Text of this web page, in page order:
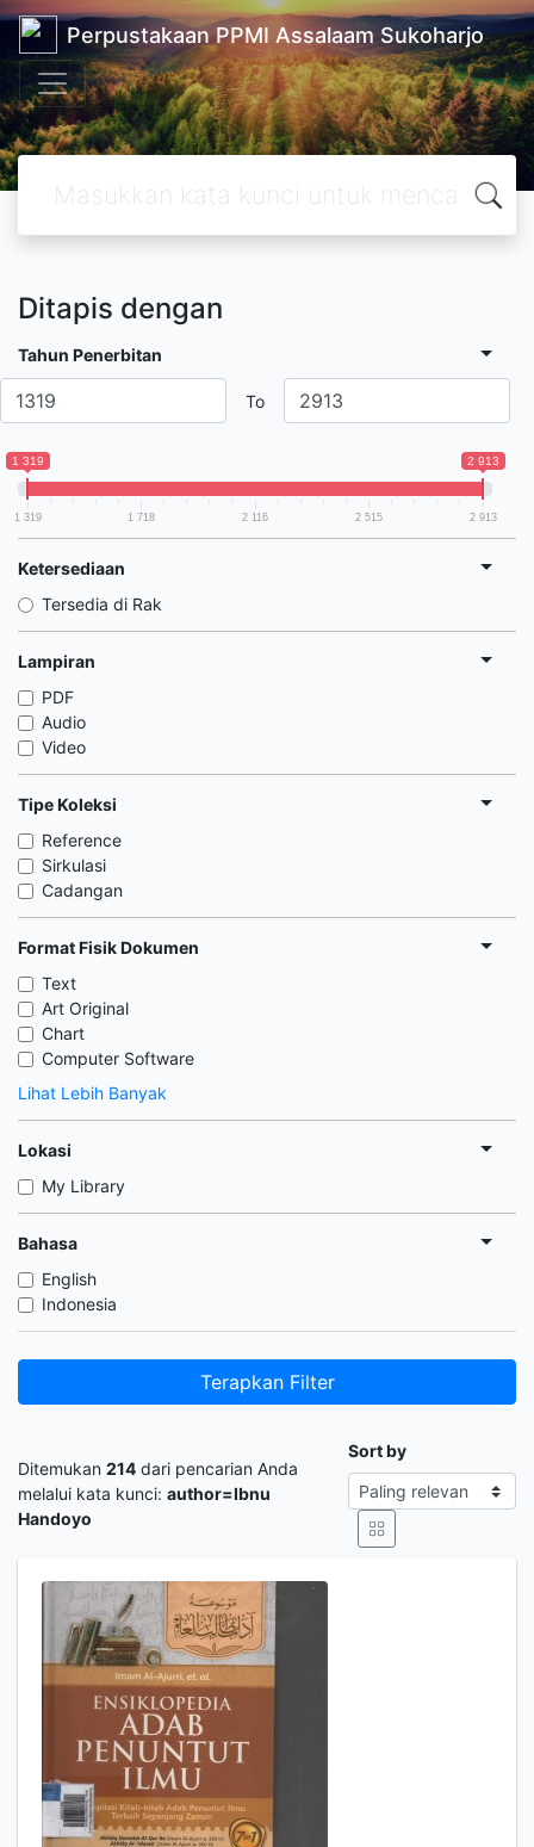
Perpustakaan PPMI Assalaam Sukoharjo
Ditapis dengan
Tahun Penerbitan
To
1 319 2 913
1 319 1 718 2 116 2 515 2 913
Ketersediaan
Tersedia di Rak
Lampiran
PDF
Audio
Video
Tipe Koleksi
Reference
Sirkulasi
Cadangan
Format Fisik Dokumen
Text
Art Original
Chart
Computer Software
Lihat Lebih Banyak
Lokasi
My Library
Bahasa
English
Indonesia
Terapkan Filter
Ditemukan 214 dari pencarian Anda
melalui kata kunci: author=Ibnu
Handoyo
Sort by